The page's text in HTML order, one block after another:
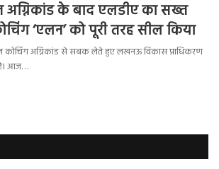
के बाद एलडीए का सख्त
‘एलन’ को पूरी तरह सील किया
अग्निकांड से सबक लेते हुए लखनऊ विकास प्राधिकरण
है। आज…